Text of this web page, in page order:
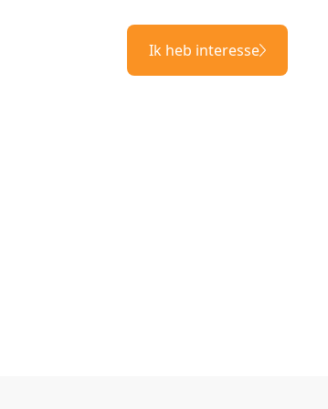
Ik heb interesse